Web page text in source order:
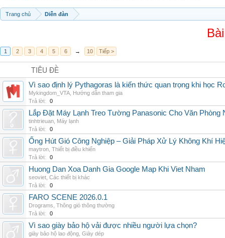
Trang chủ Diễn đàn
1 2 3 4 5 6 → 10 Tiếp >
TIÊU ĐỀ
Vì sao định lý Pythagoras là kiến thức quan trọng khi học
Mykingdom_VTA Hướng dẫn tham gia
Trả lời:
0
Lắp Đặt Máy Lạnh Treo Tường Panasonic Cho Văn Phòng
tinhtrieuan Máy lạnh
Trả lời:
0
Ống Hút Gió Công Nghiệp – Giải Pháp Xử Lý Không Khí
maytron Thiết bị điều khiển
Trả lời:
0
Huong Dan Xoa Danh Gia Google Map Khi Viet Nham
seoviet Các thiết bị khác
Trả lời:
0
FARO SCENE 2026.0.1
Drograms Thông gió thông thường
Trả lời:
0
Vì sao giày bảo hộ vải được nhiều người lựa chọn?
giày bảo hộ lao động Giày dép